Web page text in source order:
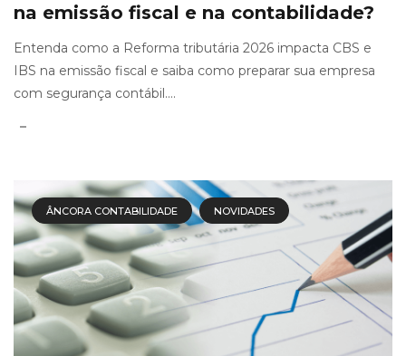
na emissão fiscal e na contabilidade?
Entenda como a Reforma tributária 2026 impacta CBS e
IBS na emissão fiscal e saiba como preparar sua empresa
com segurança contábil....
ÂNCORA CONTABILIDADE NOVIDADES